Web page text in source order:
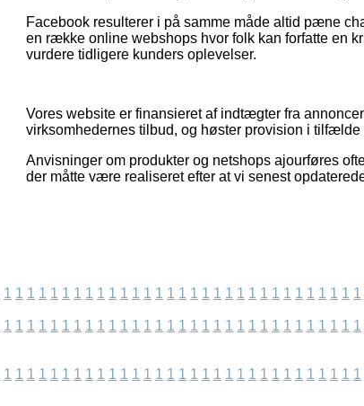
Facebook resulterer i på samme måde altid pæne
en række online webshops hvor folk kan forfatte en
vurdere tidligere kunders oplevelser.
Vores website er finansieret af indtægter fra
virksomhedernes tilbud, og høster provision i tilfælde
Anvisninger om produkter og netshops ajourføres
der måtte være realiseret efter at vi senest
1 1 1 1 1 1 1 1 1 1 1 1 1 1 1 1 1 1 1 1 1 1 1 1 1 1 1 1 1 1 1
1 1 1 1 1 1 1 1 1 1 1 1 1 1 1 1 1 1 1 1 1 1 1 1 1 1 1 1 1 1 1
1 1 1 1 1 1 1 1 1 1 1 1 1 1 1 1 1 1 1 1 1 1 1 1 1 1 1 1 1 1 1